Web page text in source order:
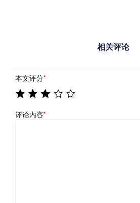
相关评论
本文评分*
评论内容*